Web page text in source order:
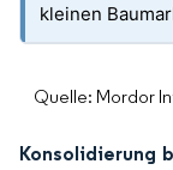
kleinen
Quelle: Mordor
Konsolidierung